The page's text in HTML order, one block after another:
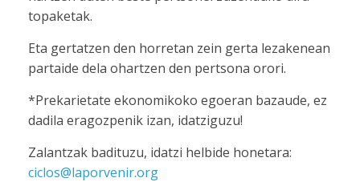
topaketak.
Eta gertatzen den horretan zein gerta lezakenean
partaide dela ohartzen den pertsona orori.
*Prekarietate ekonomikoko egoeran bazaude, ez
dadila eragozpenik izan, idatziguzu!
Zalantzak badituzu, idatzi helbide honetara:
ciclos@laporvenir.org